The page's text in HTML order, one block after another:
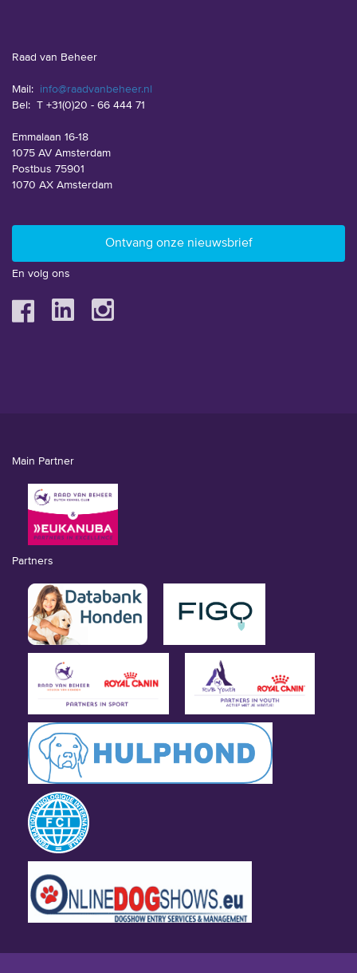
Raad van Beheer
Mail: info@raadvanbeheer.nl
Bel: T +31(0)20 - 66 444 71
Emmalaan 16-18
1075 AV Amsterdam
Postbus 75901
1070 AX Amsterdam
En volg ons
Main Partner
Partners